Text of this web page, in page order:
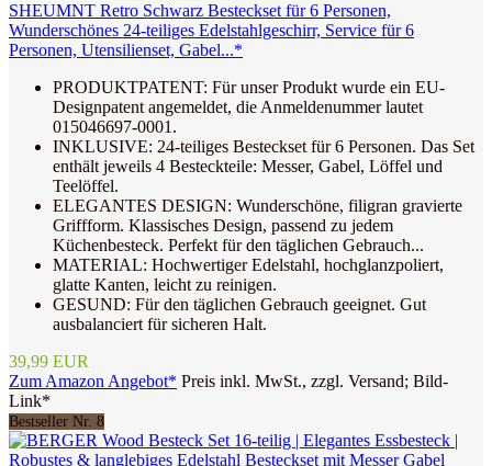
SHEUMNT Retro Schwarz Besteckset für 6 Personen,
Wunderschönes 24-teiliges Edelstahlgeschirr, Service für 6
Personen, Utensilienset, Gabel...*
PRODUKTPATENT: Für unser Produkt wurde ein EU-
Designpatent angemeldet, die Anmeldenummer lautet
015046697-0001.
INKLUSIVE: 24-teiliges Besteckset für 6 Personen. Das Set
enthält jeweils 4 Besteckteile: Messer, Gabel, Löffel und
Teelöffel.
ELEGANTES DESIGN: Wunderschöne, filigran gravierte
Griffform. Klassisches Design, passend zu jedem
Küchenbesteck. Perfekt für den täglichen Gebrauch...
MATERIAL: Hochwertiger Edelstahl, hochglanzpoliert,
glatte Kanten, leicht zu reinigen.
GESUND: Für den täglichen Gebrauch geeignet. Gut
ausbalanciert für sicheren Halt.
39,99 EUR
Zum Amazon Angebot* Preis inkl. MwSt., zzgl. Versand; Bild-
Link*
Bestseller Nr. 8